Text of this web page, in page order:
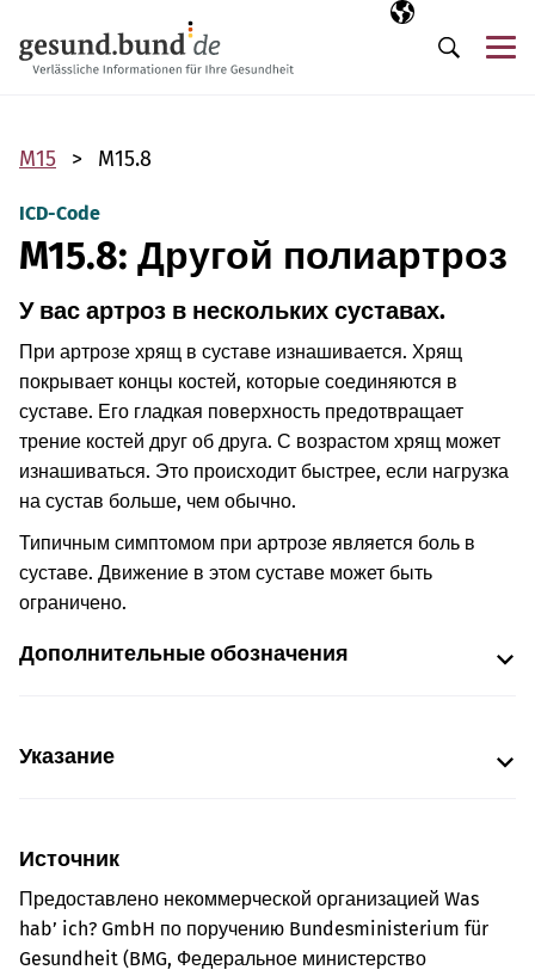
Выбранный
RU
Поиск
M15 M15.8
ICD-Code
M15.8: Другой полиартроз
У вас артроз в нескольких суставах.
При артрозе хрящ в суставе изнашивается. Хрящ
покрывает концы костей, которые соединяются в
суставе. Его гладкая поверхность предотвращает
трение костей друг об друга. С возрастом хрящ может
изнашиваться. Это происходит быстрее, если нагрузка
на сустав больше, чем обычно.
Типичным симптомом при артрозе является боль в
суставе. Движение в этом суставе может быть
ограничено.
Дополнительные обозначения
Указание
Источник
Предоставлено некоммерческой организацией Was
hab’ ich? GmbH по поручению Bundesministerium für
Gesundheit (BMG, Федеральное министерство